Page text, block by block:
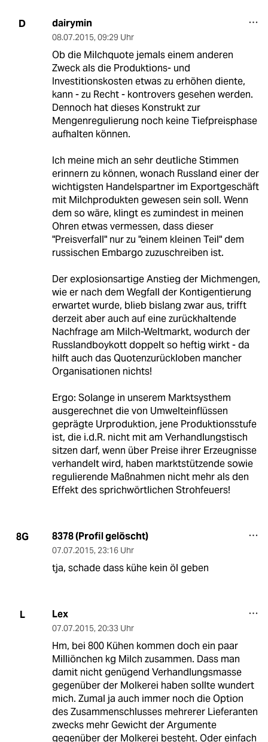
D dairymin
08.07.2015, 09:29 Uhr
Ob die Milchquote jemals einem anderen
Zweck als die Produktions- und
Investitionskosten etwas zu erhöhen diente,
kann - zu Recht - kontrovers gesehen werden.
Dennoch hat dieses Konstrukt zur
Mengenregulierung noch keine Tiefpreisphase
aufhalten können.
Ich meine mich an sehr deutliche Stimmen
erinnern zu können, wonach Russland einer der
wichtigsten Handelspartner im Exportgeschäft
mit Milchprodukten gewesen sein soll. Wenn
dem so wäre, klingt es zumindest in meinen
Ohren etwas vermessen, dass dieser
"Preisverfall" nur zu "einem kleinen Teil" dem
russischen Embargo zuzuschreiben ist.
Der explosionsartige Anstieg der Michmengen,
wie er nach dem Wegfall der Kontigentierung
erwartet wurde, blieb bislang zwar aus, trifft
derzeit aber auch auf eine zurückhaltende
Nachfrage am Milch-Weltmarkt, wodurch der
Russlandboykott doppelt so heftig wirkt - da
hilft auch das Quotenzurückloben mancher
Organisationen nichts!
Ergo: Solange in unserem Marktsysthem
ausgerechnet die von Umwelteinflüssen
geprägte Urproduktion, jene Produktionsstufe
ist, die i.d.R. nicht mit am Verhandlungstisch
sitzen darf, wenn über Preise ihrer Erzeugnisse
verhandelt wird, haben marktstützende sowie
regulierende Maßnahmen nicht mehr als den
Effekt des sprichwörtlichen Strohfeuers!
8G 8378 (Profil gelöscht)
07.07.2015, 23:16 Uhr
tja, schade dass kühe kein öl geben
L Lex
07.07.2015, 20:33 Uhr
Hm, bei 800 Kühen kommen doch ein paar
Milliönchen kg Milch zusammen. Dass man
damit nicht genügend Verhandlungsmasse
gegenüber der Molkerei haben sollte wundert
mich. Zumal ja auch immer noch die Option
des Zusammenschlusses mehrerer Lieferanten
zwecks mehr Gewicht der Argumente
gegenüber der Molkerei besteht. Oder einfach